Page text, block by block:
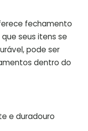
fechamento
seus itens se
pode ser
dentro do
e duradouro